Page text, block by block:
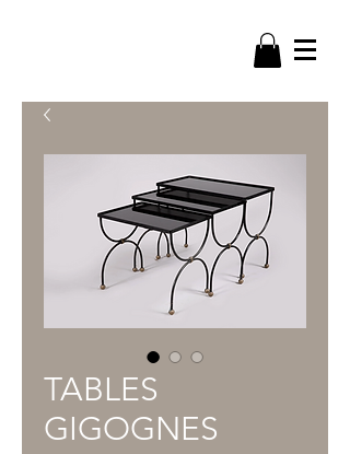
TABLES
GIGOGNES